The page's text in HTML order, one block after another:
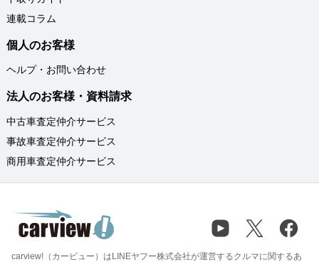
連載コラム
個人のお客様
ヘルプ・お問い合わせ
法人のお客様・資料請求
中古車査定仲介サービス
事故車査定仲介サービス
商用車査定仲介サービス
carview!（カービュー）はLINEヤフー株式会社が運営するクルマに関するあ